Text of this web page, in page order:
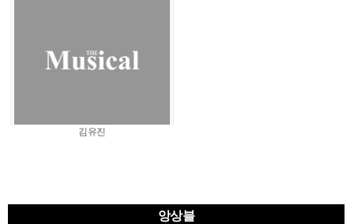
김유진
앙상블